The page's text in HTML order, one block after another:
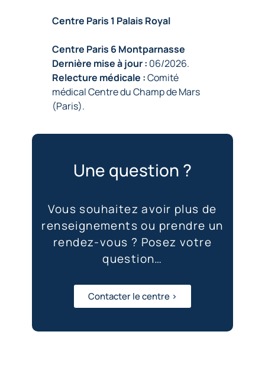
Centre Paris 1 Palais Royal
Centre Paris 6 Montparnasse
Dernière mise à jour : 06/2026.
Relecture médicale :Comité
médical Centre du Champ de Mars
(Paris).
Une question ?
Vous souhaitez avoir plus de
renseignements ou prendre un
rendez-vous ? Posez votre
question…
Contacter le centre >